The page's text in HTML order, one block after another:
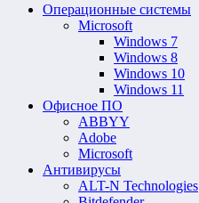
Операционные системы
Microsoft
Windows 7
Windows 8
Windows 10
Windows 11
Офисное ПО
ABBYY
Adobe
Microsoft
Антивирусы
ALT-N Technologies